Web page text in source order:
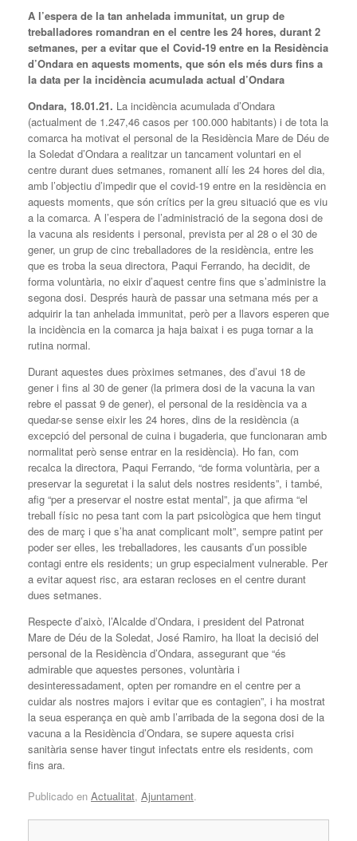
A l’espera de la tan anhelada immunitat, un grup de
treballadores romandran en el centre les 24 hores, durant 2
setmanes, per a evitar que el Covid-19 entre en la Residència
d’Ondara en aquests moments, que són els més durs fins a
la data per la incidència acumulada actual d’Ondara
Ondara, 18.01.21. La incidència acumulada d’Ondara
(actualment de 1.247,46 casos per 100.000 habitants) i de tota la
comarca ha motivat el personal de la Residència Mare de Déu de
la Soledat d’Ondara a realitzar un tancament voluntari en el
centre durant dues setmanes, romanent allí les 24 hores del dia,
amb l’objectiu d’impedir que el covid-19 entre en la residència en
aquests moments, que són crítics per la greu situació que es viu
a la comarca. A l’espera de l’administració de la segona dosi de
la vacuna als residents i personal, prevista per al 28 o el 30 de
gener, un grup de cinc treballadores de la residència, entre les
que es troba la seua directora, Paqui Ferrando, ha decidit, de
forma voluntària, no eixir d’aquest centre fins que s’administre la
segona dosi. Després haurà de passar una setmana més per a
adquirir la tan anhelada immunitat, però per a llavors esperen que
la incidència en la comarca ja haja baixat i es puga tornar a la
rutina normal.
Durant aquestes dues pròximes setmanes, des d’avui 18 de
gener i fins al 30 de gener (la primera dosi de la vacuna la van
rebre el passat 9 de gener), el personal de la residència va a
quedar-se sense eixir les 24 hores, dins de la residència (a
excepció del personal de cuina i bugaderia, que funcionaran amb
normalitat però sense entrar en la residència). Ho fan, com
recalca la directora, Paqui Ferrando, “de forma voluntària, per a
preservar la seguretat i la salut dels nostres residents”, i també,
afig “per a preservar el nostre estat mental”, ja que afirma “el
treball físic no pesa tant com la part psicològica que hem tingut
des de març i que s’ha anat complicant molt”, sempre patint per
poder ser elles, les treballadores, les causants d’un possible
contagi entre els residents; un grup especialment vulnerable. Per
a evitar aquest risc, ara estaran recloses en el centre durant
dues setmanes.
Respecte d’això, l’Alcalde d’Ondara, i president del Patronat
Mare de Déu de la Soledat, José Ramiro, ha lloat la decisió del
personal de la Residència d’Ondara, assegurant que “és
admirable que aquestes persones, voluntària i
desinteressadament, opten per romandre en el centre per a
cuidar als nostres majors i evitar que es contagien”, i ha mostrat
la seua esperança en què amb l’arribada de la segona dosi de la
vacuna a la Residència d’Ondara, se supere aquesta crisi
sanitària sense haver tingut infectats entre els residents, com
fins ara.
Publicado en Actualitat, Ajuntament.